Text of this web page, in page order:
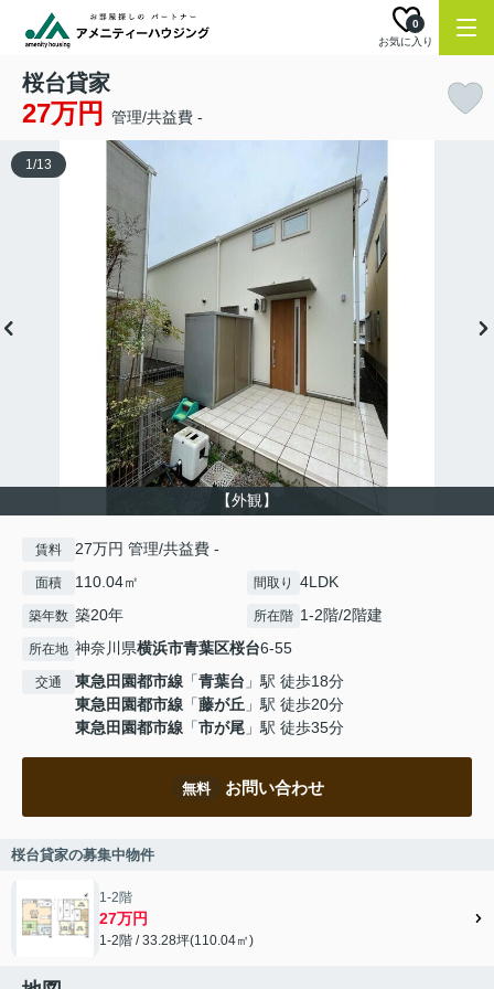
お気に入り
0
桜台貸家
27万円 管理/共益費 -
【外観】
1/13
賃料 27万円 管理/共益費 -
面積 110.04㎡ 間取り 4LDK
築年数 築20年 所在階 1-2階/2階建
所在地 神奈川県横浜市青葉区桜台6-55
交通 東急田園都市線 「青葉台 」駅 徒歩18分
東急田園都市線 「藤が丘 」駅 徒歩20分
東急田園都市線 「市が尾 」駅 徒歩35分
無料 お問い合わせ
桜台貸家の募集中物件
1-2階
27万円
1-2階 / 33.28坪(110.04㎡)